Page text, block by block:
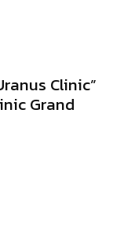
Clinic”
Grand